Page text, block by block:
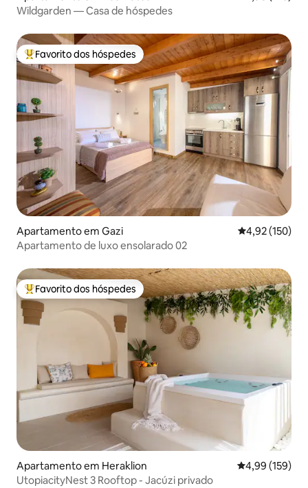
Wildgarden — Casa de hóspedes
Favoritos dos hóspedes mais apreciados
Favorito dos hóspedes
Apartamento em Gazi Classificação
4,92 (150)
Apartamento de luxo ensolarado 02
Favoritos dos hóspedes mais apreciados
Favorito dos hóspedes
Apartamento em Heraklion Classificação
4,99 (159)
UtopiacityNest 3 Rooftop - Jacúzi privado